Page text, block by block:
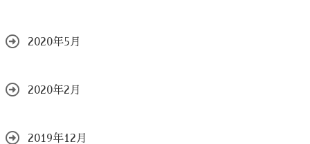
2020年5月
2020年2月
2019年12月